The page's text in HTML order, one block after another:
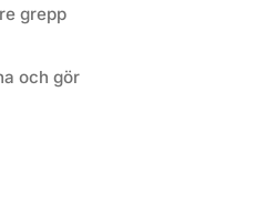
grepp
och gör